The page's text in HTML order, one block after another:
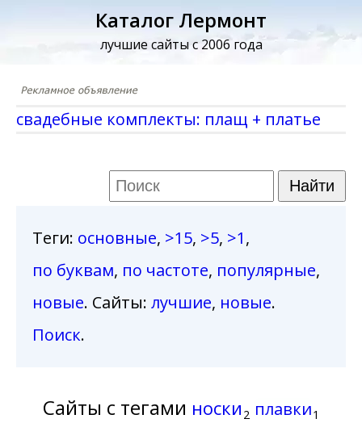
Каталог Лермонт
лучшие сайты с 2006 года
свадебные комплекты: плащ + платье
Теги: основные, >15, >5, >1,
по буквам, по частоте, популярные,
новые. Сайты: лучшие, новые.
Поиск.
Сайты с тегами носки 2 плавки1